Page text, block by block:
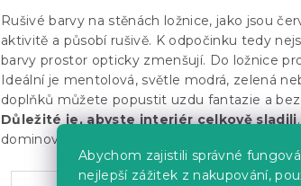
Abychom zajistili správné
nejlepší zážitek z nakupování,
Rušivé barvy na stěnách ložnice, jako jsou
aktivitě a působí rušivě. K odpočinku tedy
barvy prostor opticky zmenšují. Do ložnice
Ideální je mentolová, světle modrá, zelená
doplňků můžete popustit uzdu fantazie a
Důležité je, abyste interiér celkově sladili
dominovat by měly maximálně dvě základní